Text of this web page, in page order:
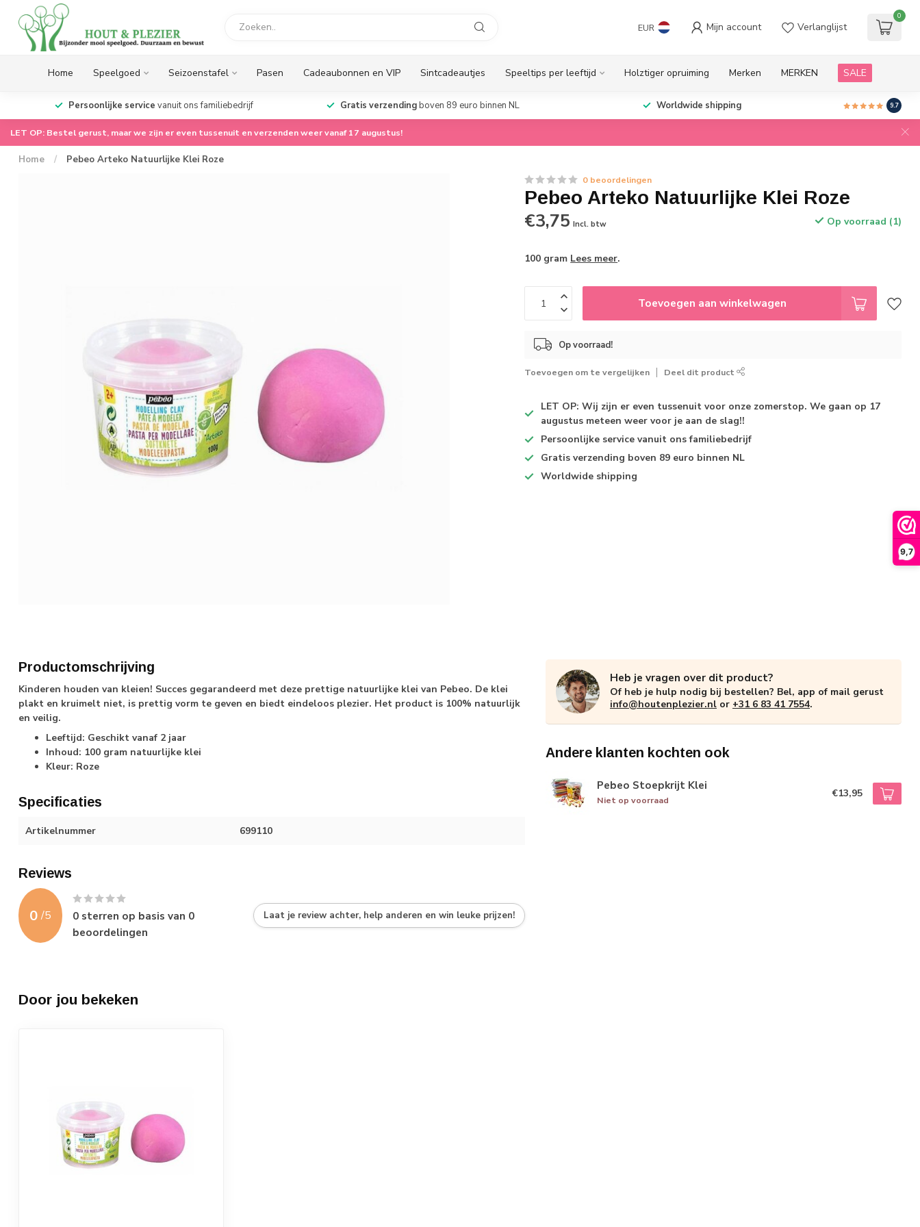
9,7
EUR Mijn account Verlanglijst
0
Home Speelgoed Seizoenstafel Pasen Cadeaubonnen en VIP Sintcadeautjes Speeltips per leeftijd Holztiger opruiming Merken MERKEN SALE
Persoonlijke service vanuit ons familiebedrijf Gratis verzendingboven 89 euro binnen NL Worldwide shipping 9.7
LET OP: Bestel gerust, maar we zijn er even tussenuit en verzenden weer vanaf 17 augustus!
Home / Pebeo Arteko Natuurlijke Klei Roze
0 beoordelingen
Pebeo Arteko Natuurlijke Klei Roze
€3,75 Incl. btw Op voorraad (1)
100 gram Lees meer.
Toevoegen aan winkelwagen
Op voorraad!
Toevoegen om te vergelijken Deel dit product
LET OP: Wij zijn er even tussenuit voor onze zomerstop. We gaan op 17
augustus meteen weer voor je aan de slag!!
Persoonlijke service vanuit ons familiebedrijf
Gratis verzending boven 89 euro binnen NL
Worldwide shipping
Productomschrijving
Kinderen houden van kleien! Succes gegarandeerd met deze prettige natuurlijke klei van Pebeo. De klei
plakt en kruimelt niet, is prettig vorm te geven en biedt eindeloos plezier. Het product is 100% natuurlijk
en veilig.
Leeftijd: Geschikt vanaf 2 jaar
Inhoud: 100 gram natuurlijke klei
Kleur: Roze
Specificaties
Artikelnummer 699110
Reviews
0 /5 0 sterren op basis van 0
beoordelingen
Laat je review achter, help anderen en win leuke prijzen!
Heb je vragen over dit product?
Of heb je hulp nodig bij bestellen? Bel, app of mail gerust
info@houtenplezier.nl or +31 6 83 41 7554.
Andere klanten kochten ook
Pebeo Stoepkrijt Klei
Niet op voorraad
€13,95
Door jou bekeken